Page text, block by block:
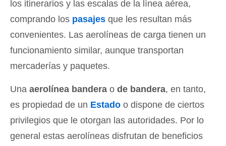
los itinerarios y las escalas de la línea aérea,
comprando los pasajes que les resultan más
convenientes. Las aerolíneas de carga tienen un
funcionamiento similar, aunque transportan
mercaderías y paquetes.
Una aerolínea bandera o de bandera, en tanto,
es propiedad de un Estado o dispone de ciertos
privilegios que le otorgan las autoridades. Por lo
general estas aerolíneas disfrutan de beneficios